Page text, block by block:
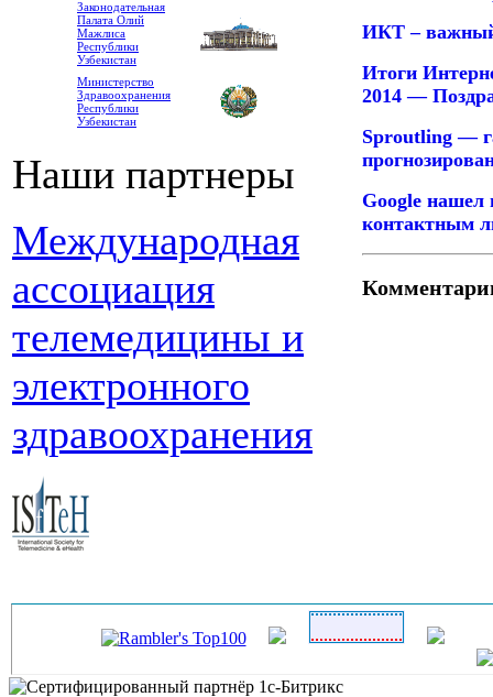
Законодательная
Палата Олий
Мажлиса
Республики
Узбекистан
Министерство
Здравоохранения
Республики
Узбекистан
Наши партнеры
Международная
ассоциация
телемедицины и
электронного
здравоохранения
ИКТ –
Итоги
2014 —
Sproutling —
Google нашел
контактным